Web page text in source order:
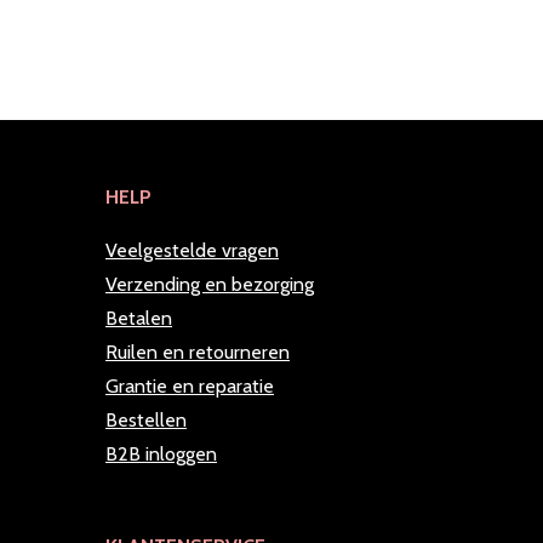
HELP
Veelgestelde vragen
Verzending en bezorging
Betalen
Ruilen en retourneren
Grantie en reparatie
Bestellen
B2B inloggen